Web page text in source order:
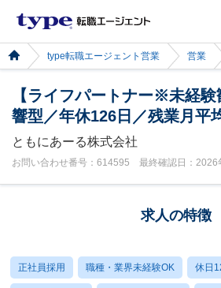
type転職エージェント営業 営業
【ライフパートナー※未経
響型／年休126日／残業月平
ともにあーる株式会社
お問い合わせ番号：614595 最終確認日：2026
求人の特徴
正社員採用 職種・業界未経験OK 休日